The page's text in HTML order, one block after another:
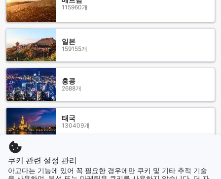
택할 수 있어 다양한 숙박 옵션을 제공합니다. 한편, 측면 바다
전망이 있는 디럭스 더블룸은 19평방미터의 공간에 퀸사이즈
침대를 갖추어 멋진 바다 풍경과 함께하는 쾌적한 숙박을 보장
아마스라: 역사와 자연이 어우러진 매력적인 항구 도시
아마스라는 튀르키예의 북서쪽, 흑해 연안에 위치한 아름다운
항구 도시로, 그 풍부한 역사와 자연 경관으로 많은 여행자들의
사랑을 받고 있습니다. 이곳은 고대 로마 시대부터 중요한 항구
로 기능해왔으며, 지금도 그 유적들이 곳곳에 남아 있어 역사 탐
방을 즐기는 이들에게 최적의 장소입니다. 아마스라의 좁은 골
목길을 따라 걷다 보면, 중세 성벽과 고대 유적들이 조화롭게 어
우러진 모습을 발견할 수 있습니다. 특히, 아마스라 성은 도시의
상징으로, 성벽 위에서 바라보는 바다의 경치는 그야말로 장관
입니다.
또한, 아마스라는 천혜의 자연 환경을 자랑합니다. 푸른 바다와
함께 펼쳐진 기암괴석, 그리고 아기자기한 해변은 여름철 많은
115960개
일본
159155개
홍콩
2688개
태국
130409개
모두 보기
쿠키 관련 설정 관리
아고다는 기능에 있어 꼭 필요한 경우에만 쿠키 및 기타 추적 기술